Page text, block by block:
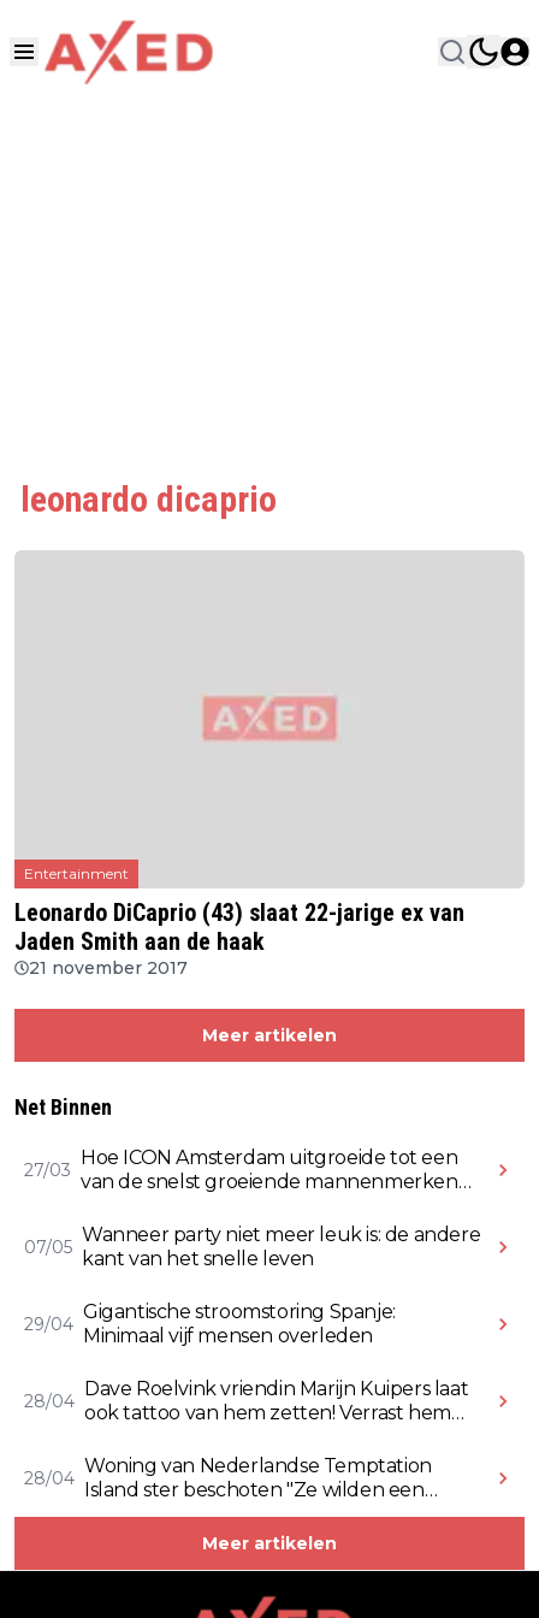
leonardo dicaprio
Entertainment
Leonardo DiCaprio (43) slaat 22-jarige ex van
Jaden Smith aan de haak
21 november 2017
Meer artikelen
Net Binnen
27/03
Hoe ICON Amsterdam uitgroeide tot een
van de snelst groeiende mannenmerken
07/05
Wanneer party niet meer leuk is: de andere
kant van het snelle leven
29/04
Gigantische stroomstoring Spanje:
Minimaal vijf mensen overleden
28/04
Dave Roelvink vriendin Marijn Kuipers laat
ook tattoo van hem zetten! Verrast hem
28/04
Woning van Nederlandse Temptation
Island ster beschoten "Ze wilden een
Rolex stelen" (Video)
Meer artikelen